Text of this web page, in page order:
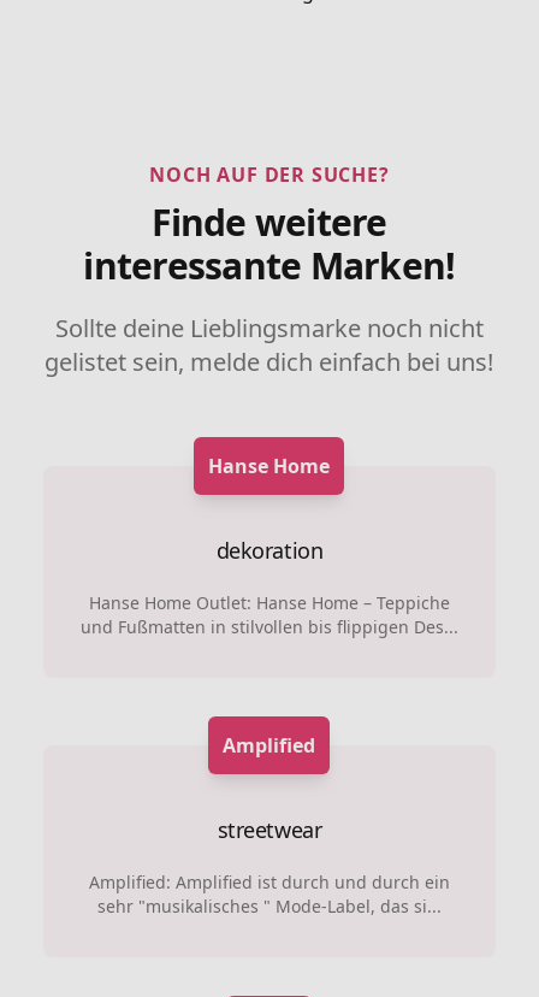
NOCH AUF DER SUCHE?
Finde weitere
interessante Marken!
Sollte deine Lieblingsmarke noch nicht
gelistet sein, melde dich einfach bei uns!
Hanse Home
dekoration
Hanse Home Outlet: Hanse Home – Teppiche
und Fußmatten in stilvollen bis flippigen Des...
Amplified
streetwear
Amplified: Amplified ist durch und durch ein
sehr "musikalisches " Mode-Label, das si...